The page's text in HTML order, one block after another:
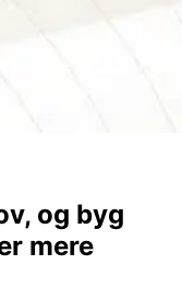
og byg
mere